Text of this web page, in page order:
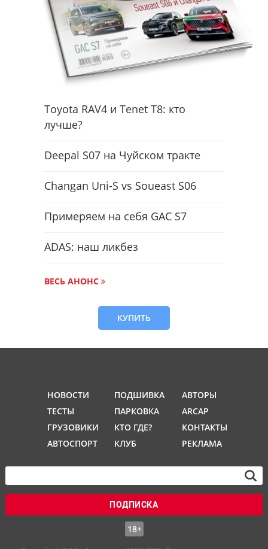
Toyota RAV4 и Tenet T8: кто
лучше?
Deepal S07 на Чуйском тракте
Changan Uni-S vs Soueast S06
Примеряем на себя GAC S7
ADAS: наш ликбез
ВЕСЬ АНОНС
КУПИТЬ
НОВОСТИ
ТЕСТЫ
ГРУЗОВИКИ
АВТОСПОРТ
ПОДШИВКА
ПАРКОВКА
КТО ГДЕ?
КЛУБ
АВТОРЫ
ARCAP
КОНТАКТЫ
РЕКЛАМА
ПОДПИСКА
18+